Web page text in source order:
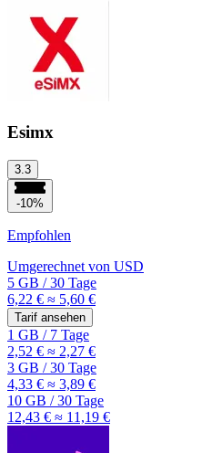
Esimx
3.3
-10%
Empfohlen
Umgerechnet von USD
5 GB /30 Tage
6,22 € ≈ 5,60 €
Tarif ansehen
1 GB /7 Tage
2,52 € ≈ 2,27 €
3 GB /30 Tage
4,33 € ≈ 3,89 €
10 GB /30 Tage
12,43 € ≈ 11,19 €